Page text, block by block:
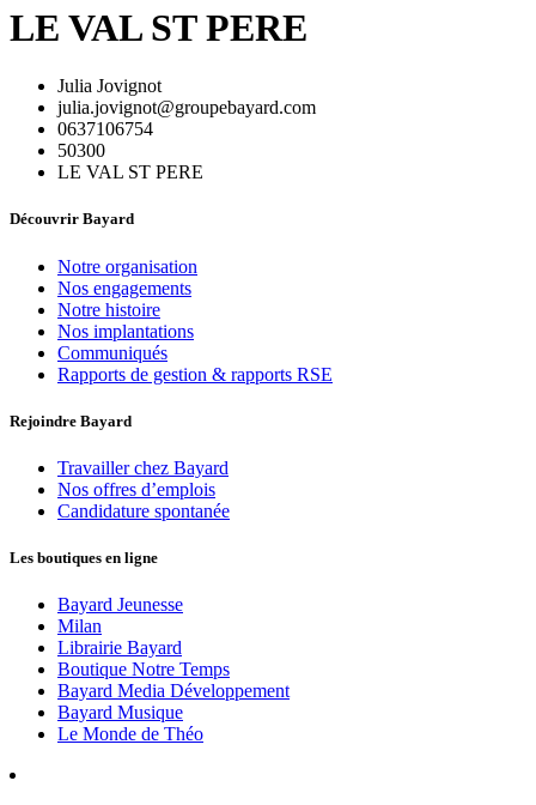
LE VAL ST PERE
Julia Jovignot
julia.jovignot@groupebayard.com
0637106754
50300
LE VAL ST PERE
Découvrir Bayard
Notre organisation
Nos engagements
Notre histoire
Nos implantations
Communiqués
Rapports de gestion & rapports RSE
Rejoindre Bayard
Travailler chez Bayard
Nos offres d’emplois
Candidature spontanée
Les boutiques en ligne
Bayard Jeunesse
Milan
Librairie Bayard
Boutique Notre Temps
Bayard Media Développement
Bayard Musique
Le Monde de Théo